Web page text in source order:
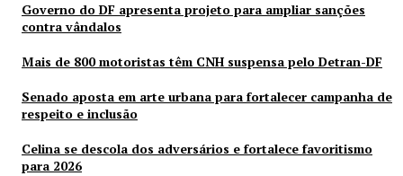
Governo do DF apresenta projeto para ampliar sanções
contra vândalos
Mais de 800 motoristas têm CNH suspensa pelo Detran-DF
Senado aposta em arte urbana para fortalecer campanha de
respeito e inclusão
Celina se descola dos adversários e fortalece favoritismo
para 2026